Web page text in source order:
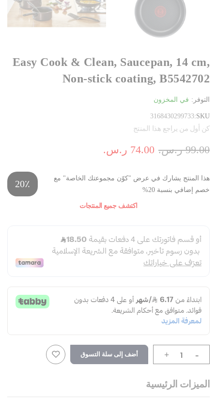
Easy Cook & Clean, Saucepan, 14 cm,
Non-stick coating, B5542702
التوفر: في المخزون
SKU
3168430299733
كن أول من يراجع هذا المنتج
74.00 ر.س.‏ 99.00 ر.س.‏
هذا المنتج يشارك في عرض "كوّن مجموعتك الخاصة" مع
خصم إضافي بنسبة 20%
20٪
اكتشف جميع المنتجات
-
+ أضف إلى سلة التسوق
الميزات الرئيسية